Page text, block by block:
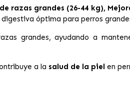
de razas grandes (26-44 kg),
óptima para perros
grandes, ayudando a
a la salud de la piel en